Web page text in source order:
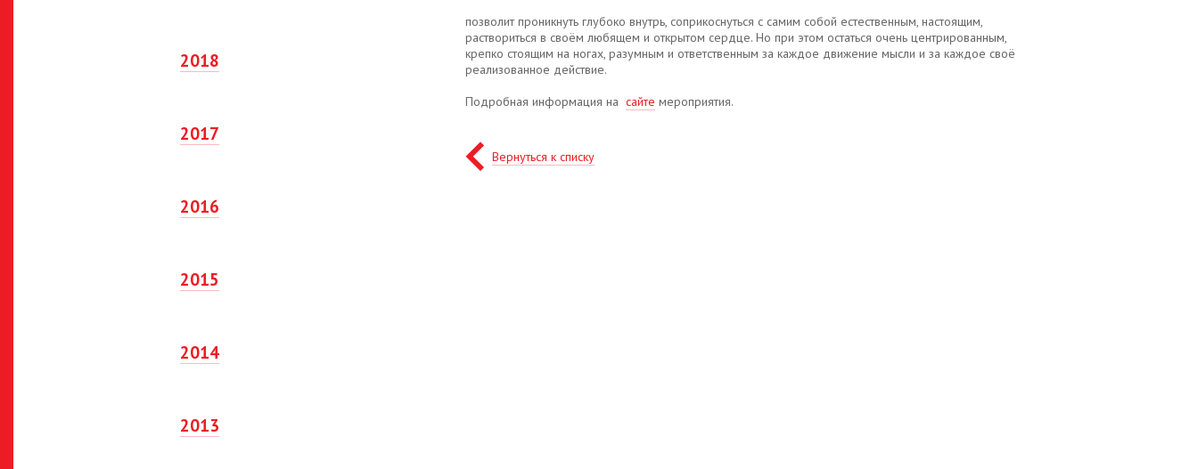
2018
2017
2016
2015
2014
2013
позволит проникнуть глубоко внутрь, соприкоснуться с самим собой естественным, настоящим,
раствориться в своём любящем и открытом сердце. Но при этом остаться очень центрированным,
крепко стоящим на ногах, разумным и ответственным за каждое движение мысли и за каждое своё
реализованное действие.
Подробная информация на сайте мероприятия.
Вернуться к списку